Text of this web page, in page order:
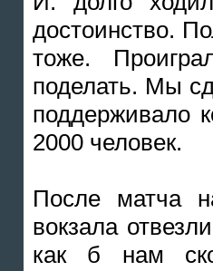
достоинство.
тоже.
поделать. Мы
поддерживало
2000 человек.
После матча
вокзала
как б нам